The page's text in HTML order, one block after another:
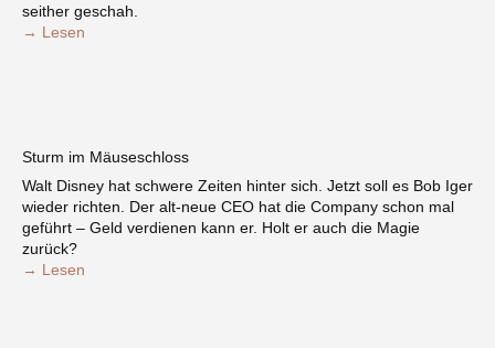
seither geschah.
→ Lesen
Sturm im Mäuseschloss
Walt Disney hat schwere Zeiten hinter sich. Jetzt soll es Bob Iger
wieder richten. Der alt-neue CEO hat die Company schon mal
geführt – Geld verdienen kann er. Holt er auch die Magie
zurück?
→ Lesen